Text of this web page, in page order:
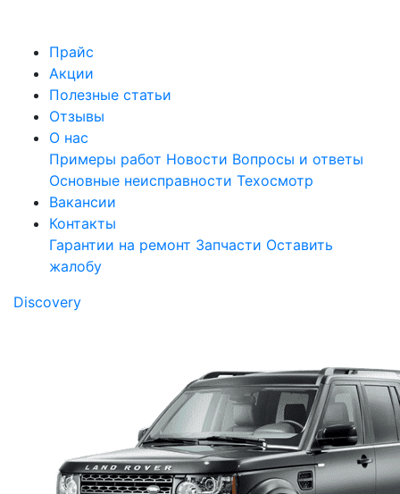
Прайс
Акции
Полезные статьи
Отзывы
О нас
Примеры работ Новости Вопросы и ответы
Основные неисправности Техосмотр
Вакансии
Контакты
Гарантии на ремонт Запчасти Оставить
жалобу
Discovery